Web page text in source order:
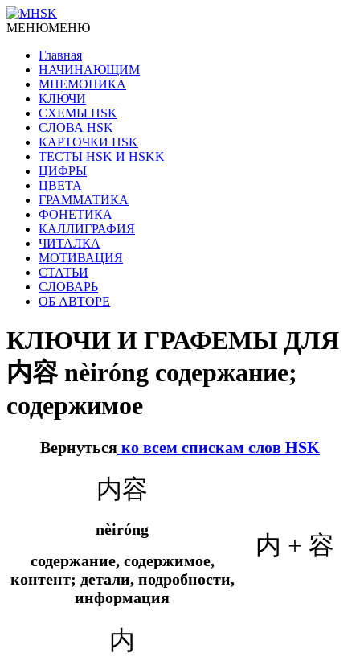
МЕНЮМЕНЮ
Главная
НАЧИНАЮЩИМ
МНЕМОНИКА
КЛЮЧИ
СХЕМЫ HSK
СЛОВА HSK
КАРТОЧКИ HSK
ТЕСТЫ HSK И HSKK
ЦИФРЫ
ЦВЕТА
ГРАММАТИКА
ФОНЕТИКА
КАЛЛИГРАФИЯ
ЧИТАЛКА
МОТИВАЦИЯ
СТАТЬИ
СЛОВАРЬ
ОБ АВТОРЕ
КЛЮЧИ И ГРАФЕМЫ ДЛЯ
内容 nèiróng содержание;
содержимое
Вернуться ко всем спискам слов HSK
内容
nèiróng
содержание, содержимое,
контент; детали, подробности,
информация
内 + 容
内